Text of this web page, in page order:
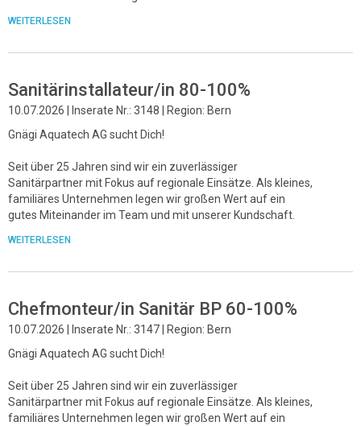
WEITERLESEN
Sanitärinstallateur/in 80-100%
10.07.2026 | Inserate Nr.: 3148 | Region: Bern
Gnägi Aquatech AG sucht Dich!
Seit über 25 Jahren sind wir ein zuverlässiger
Sanitärpartner mit Fokus auf regionale Einsätze. Als kleines,
familiäres Unternehmen legen wir großen Wert auf ein
gutes Miteinander im Team und mit unserer Kundschaft.
WEITERLESEN
Chefmonteur/in Sanitär BP 60-100%
10.07.2026 | Inserate Nr.: 3147 | Region: Bern
Gnägi Aquatech AG sucht Dich!
Seit über 25 Jahren sind wir ein zuverlässiger
Sanitärpartner mit Fokus auf regionale Einsätze. Als kleines,
familiäres Unternehmen legen wir großen Wert auf ein